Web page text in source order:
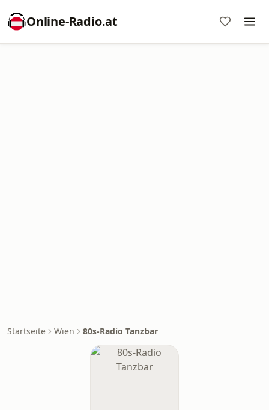
Online‑Radio.at
Startseite Wien 80s-Radio Tanzbar